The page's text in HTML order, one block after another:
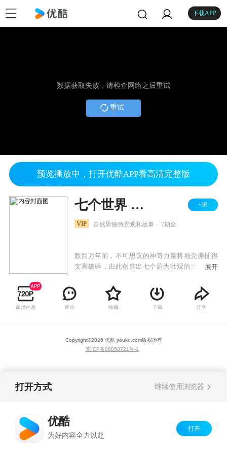
下载APP
数据获取失败，请检查网络之后重试
重试
预览播放中，打开优酷APP看高清完整版
七个世界 一个星球 +追
VIP 自然界独特景观和故事 7期全
数百万年前，不可思议的神奇力量将地壳撕扯得
支离破碎，由此创造出七个蔚为壮观的大陆。时
物。从郁郁葱葱的南美洲丛林深处到冰雪覆盖的
亚洲山峦之巅，从欧洲熙熙攘攘的都市到非洲的
广袤平原，《七个世界 一个星球》将开启一次七
出丰富多彩的动物生命，同时揭示在人类主导的
世界，动物们所面临的不同挑战。
展开
超清画质 评论 收藏 下载 分享
Copyright©2026 优酷 youku.com版权所有
京ICP备06050721号-1
打开方式 继续使用浏览器
优酷
为好内容全力以赴
打开